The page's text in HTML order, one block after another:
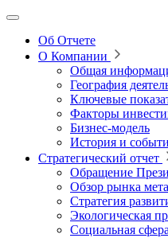
Об Отчете
О Компании
Общая
География
Ключевые
Факторы
Бизнес-модель
История и
Стратегический отчет
Обращение
Обзор рынка
Стратегия
Экологическая
Социальная сфера